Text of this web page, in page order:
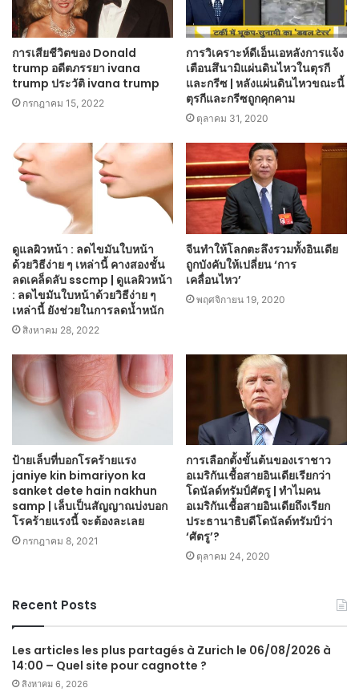
การเสียชีวิตของ Donald
trump อดีตภรรยา ivana
trump ประวัติ ivana trump
กรกฎาคม 15, 2022
การวิเคราะห์ดีเอ็นเอหลังการแจ้ง
เตือนสึนามิแผ่นดินไหวในตุรกี
และกรีซ | หลังแผ่นดินไหวขณะนี้
ตุรกีและกรีซถูกคุกคาม
ตุลาคม 31, 2020
ดูแลผิวหน้า : ลดไขมันใบหน้า
ด้วยวิธีง่าย ๆ เหล่านี้ คางสองชั้น
ลดเคล็ดลับ sscmp | ดูแลผิวหน้า
: ลดไขมันใบหน้าด้วยวิธีง่าย ๆ
เหล่านี้ ยังช่วยในการลดน้ำหนัก
สิงหาคม 28, 2022
จีนทำให้โลกตะลึงรวมทั้งอินเดีย
ถูกบังคับให้เปลี่ยน ‘การ
เคลื่อนไหว’
พฤศจิกายน 19, 2020
ป้ายเล็บที่บอกโรคร้ายแรง
janiye kin bimariyon ka
sanket dete hain nakhun
samp | เล็บเป็นสัญญาณบ่งบอก
โรคร้ายแรงนี้ จะต้องละเลย
กรกฎาคม 8, 2021
การเลือกตั้งขั้นต้นของเราชาว
อเมริกันเชื้อสายอินเดียเรียกว่า
โดนัลด์ทรัมป์ศัตรู | ทำไมคน
อเมริกันเชื้อสายอินเดียถึงเรียก
ประธานาธิบดีโดนัลด์ทรัมป์ว่า
‘ศัตรู’?
ตุลาคม 24, 2020
Recent Posts
Les articles les plus partagés à Zurich le 06/08/2026 à
14:00 – Quel site pour cagnotte ?
สิงหาคม 6, 2026